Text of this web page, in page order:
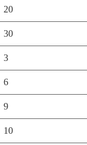
20
30
3
6
9
10